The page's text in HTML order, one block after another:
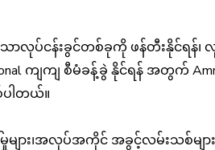
ောလုပ်ငန်းခွင်တစ်ခုကို ဖန်တီးနိုင်ရန်
ကျကျ စီမံခန့်ခွဲ နိုင်ရန် အတွက်
စ်ပါတယ်။
း၊အလုပ်အကိုင် အခွင့်လမ်းသစ်များ၊